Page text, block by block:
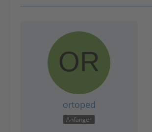
ortoped
Anfänger